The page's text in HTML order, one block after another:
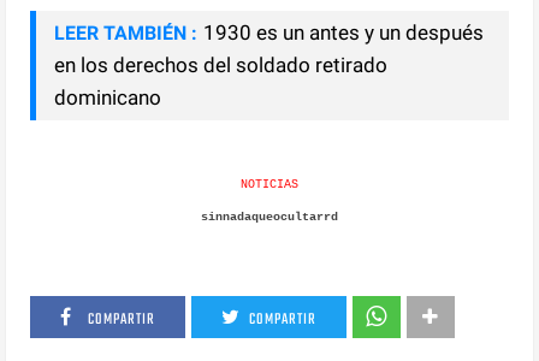
LEER TAMBIÉN : 1930 es un antes y un después
en los derechos del soldado retirado
dominicano
NOTICIAS
sinnadaqueocultarrd
COMPARTIR COMPARTIR